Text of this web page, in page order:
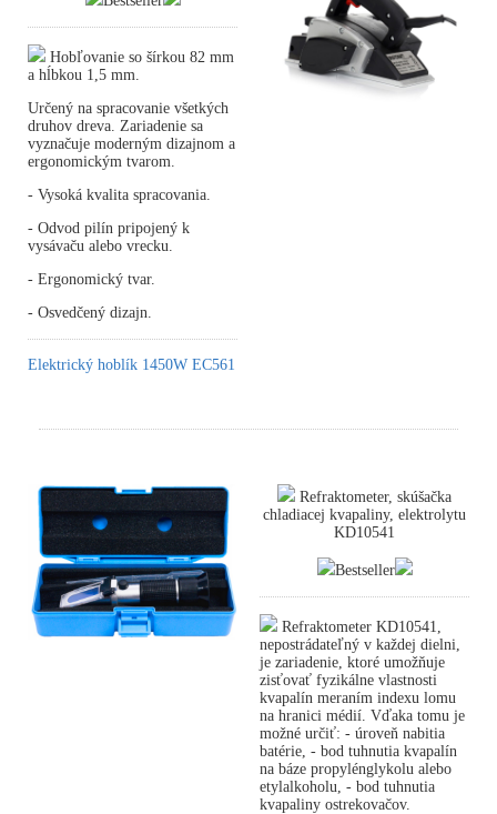
Hobľovanie so šírkou 82 mm
a hĺbkou 1,5 mm.
Určený na spracovanie všetkých
druhov dreva. Zariadenie sa
vyznačuje moderným dizajnom a
ergonomickým tvarom.
- Vysoká kvalita spracovania.
- Odvod pilín pripojený k
vysávaču alebo vrecku.
- Ergonomický tvar.
- Osvedčený dizajn.
Elektrický hoblík 1450W EC561
Refraktometer, skúšačka
chladiacej kvapaliny, elektrolytu
KD10541
Bestseller
Refraktometer KD10541,
nepostrádateľný v každej dielni,
je zariadenie, ktoré umožňuje
zisťovať fyzikálne vlastnosti
kvapalín meraním indexu lomu
na hranici médií. Vďaka tomu je
možné určiť: - úroveň nabitia
batérie, - bod tuhnutia kvapalín
na báze propylénglykolu alebo
etylalkoholu, - bod tuhnutia
kvapaliny ostrekovačov.